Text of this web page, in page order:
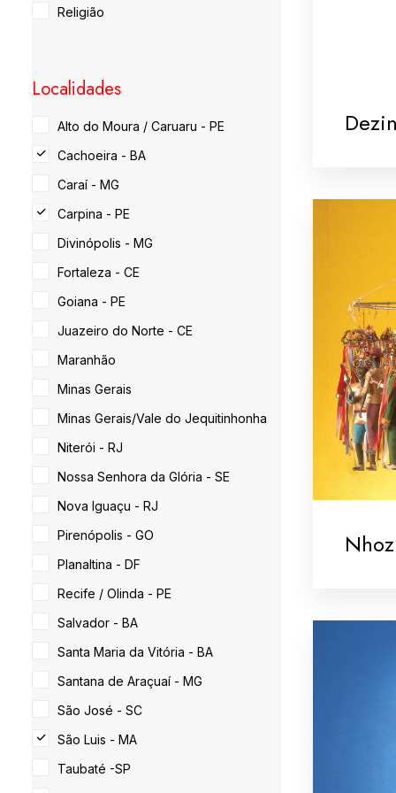
Religião
Localidades
Alto do Moura / Caruaru - PE
Cachoeira - BA
Caraí - MG
Carpina - PE
Divinópolis - MG
Fortaleza - CE
Goiana - PE
Juazeiro do Norte - CE
Maranhão
Minas Gerais
Minas Gerais/Vale do Jequitinhonha
Niterói - RJ
Nossa Senhora da Glória - SE
Nova Iguaçu - RJ
Pirenópolis - GO
Planaltina - DF
Recife / Olinda - PE
Salvador - BA
Santa Maria da Vitória - BA
Santana de Araçuaí - MG
São José - SC
São Luis - MA
Taubaté -SP